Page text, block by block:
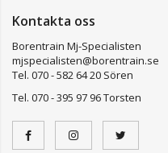
Kontakta oss
Borentrain Mj-Specialisten
Tel. 070 - 582 64 20 Sören
Tel. 070 - 395 97 96 Torsten